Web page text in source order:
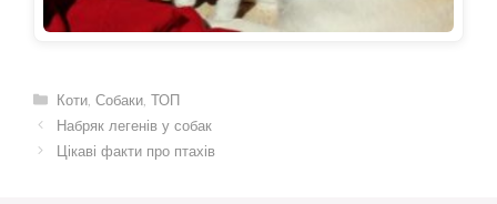
Категорії
Коти, Собаки, ТОП
Набряк легенів у собак
Цікаві факти про птахів